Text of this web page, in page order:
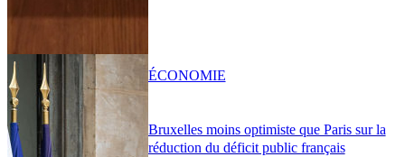
Bruxelles moins optimiste que Paris sur la
réduction du déficit public français
ÉCONOMIE